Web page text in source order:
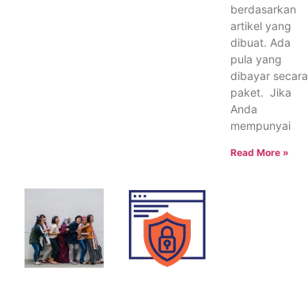
berdasarkan
artikel yang
dibuat. Ada
pula yang
dibayar secara
paket. Jika
Anda
mempunyai
Read More »